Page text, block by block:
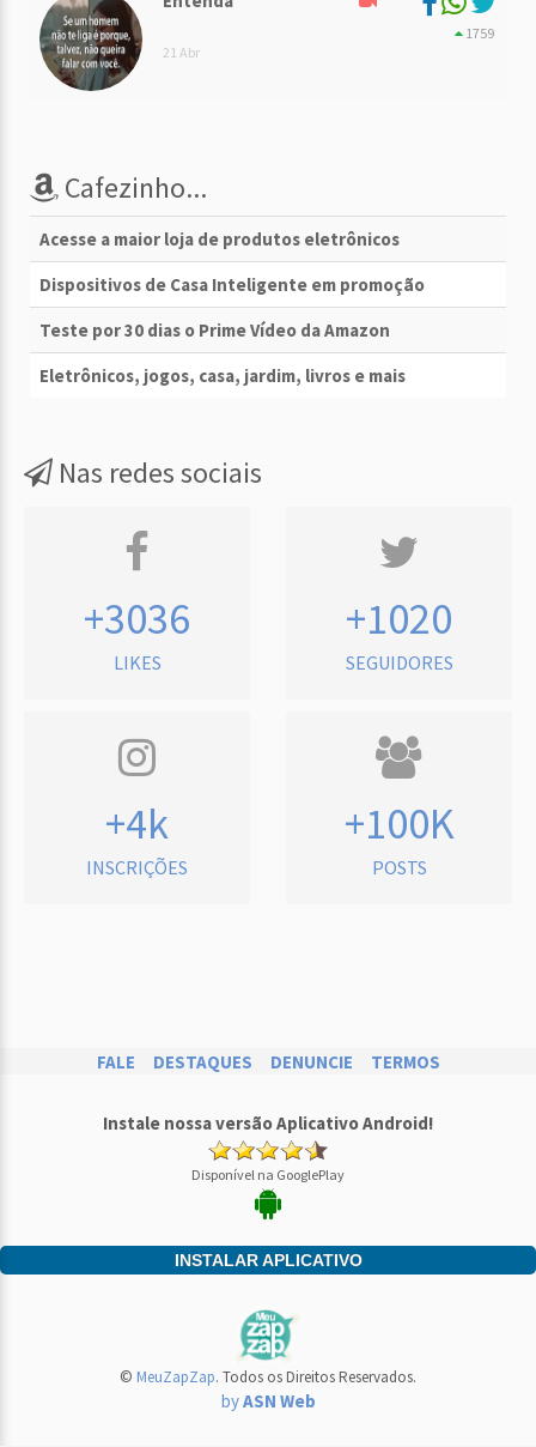
21 Abr
1759
Cafezinho...
Acesse a maior loja de produtos eletrônicos
Dispositivos de Casa Inteligente em promoção
Teste por 30 dias o Prime Vídeo da Amazon
Eletrônicos, jogos, casa, jardim, livros e mais
Nas redes sociais
+3036
LIKES
+1020
SEGUIDORES
+4k
INSCRIÇÕES
+100K
POSTS
FALE DESTAQUES DENUNCIE TERMOS
Instale nossa versão Aplicativo Android!
Disponível na GooglePlay
INSTALAR APLICATIVO
© MeuZapZap. Todos os Direitos Reservados.
byASN Web